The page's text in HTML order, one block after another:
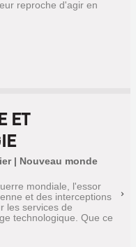
reproche d'agir en
ET
| Nouveau monde
mondiale, l'essor
et des interceptions
les services de
technologique. Que ce